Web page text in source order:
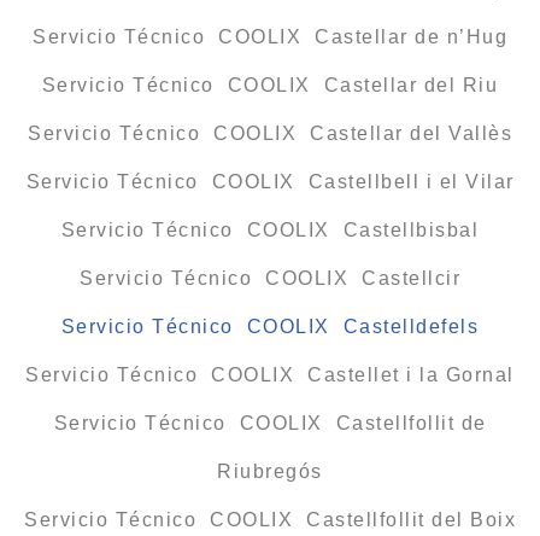
Servicio Técnico COOLIX Castellar de n’Hug
Servicio Técnico COOLIX Castellar del Riu
Servicio Técnico COOLIX Castellar del Vallès
Servicio Técnico COOLIX Castellbell i el Vilar
Servicio Técnico COOLIX Castellbisbal
Servicio Técnico COOLIX Castellcir
Servicio Técnico COOLIX Castelldefels
Servicio Técnico COOLIX Castellet i la Gornal
Servicio Técnico COOLIX Castellfollit de
Riubregós
Servicio Técnico COOLIX Castellfollit del Boix